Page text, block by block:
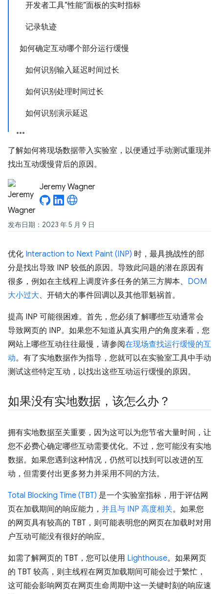
开发者工具“性能”面板的实时指标
记录轨迹
如何确定互动哪个部分运行缓慢
如何识别输入延迟时间过长
如何识别处理时间过长
如何识别演示延迟
了解如何将现场数据带入实验室，以便通过手动测试重现并
找出互动缓慢背后的原因。
Jeremy Wagner
发布日期：2023 年 5 月 9 日
优化 Interaction to Next Paint (INP) 时，最具挑战性的部
分是找出导致 INP 较低的原因。导致此问题的潜在原因有
很多，例如在主线程上调度许多任务的第三方脚本、 DOM
大小过大、开销大的事件回调以及其他罪魁祸首。
提高 INP 可能很困难。首先，您必须了解哪些互动通常会
导致网页的 INP。如果您不知道从真实用户的角度来看，您
网站上哪些互动往往最慢，请参阅在现场查找运行缓慢的互
动。有了实地数据作为指导，您就可以在实验室工具中手动
测试这些特定互动，以找出这些互动运行缓慢的原因。
如果没有实地数据，该怎么办？
拥有实地数据至关重要，因为这可以为您节省大量时间，让
您不必费心确定哪些互动需要优化。不过，您可能没有实地
数据。如果您遇到这种情况，仍然可以找到可以改进的互
动，但需要付出更多努力并采用不同的方法。
Total Blocking Time (TBT) 是一个实验室指标，用于评估网
页在加载期间的响应能力， 并且与 INP 高度相关。如果您
的网页具有较高的 TBT，则可能表明您的网页在加载时对用
户互动可能没有很好的响应。
如需了解网页的 TBT，您可以使用 Lighthouse。如果网页
的 TBT 较高，则主线程在网页加载期间可能会过于繁忙，
这可能会影响网页在网页生命周期中这一关键时刻的响应速